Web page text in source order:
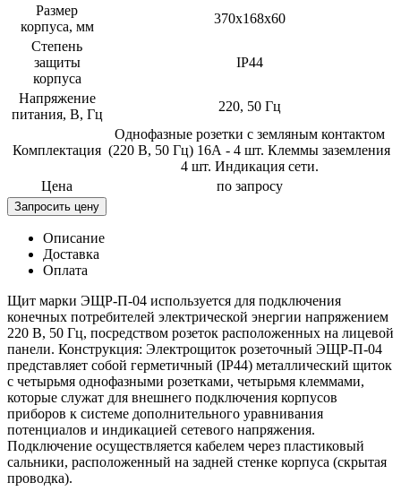
Размер
корпуса, мм
370х168х60
Степень
защиты
корпуса
IP44
Напряжение
питания, В, Гц
220, 50 Гц
Комплектация
Однофазные розетки с земляным контактом
(220 В, 50 Гц) 16А - 4 шт. Клеммы заземления
4 шт. Индикация сети.
Цена
по запросу
Запросить цену
Описание
Доставка
Оплата
Щит марки ЭЩР-П-04 используется для подключения
конечных потребителей электрической энергии напряжением
220 В, 50 Гц, посредством розеток расположенных на лицевой
панели. Конструкция: Электрощиток розеточный ЭЩР-П-04
представляет собой герметичный (IP44) металлический щиток
с четырьмя однофазными розетками, четырьмя клеммами,
которые служат для внешнего подключения корпусов
приборов к системе дополнительного уравнивания
потенциалов и индикацией сетевого напряжения.
Подключение осуществляется кабелем через пластиковый
сальники, расположенный на задней стенке корпуса (скрытая
проводка).